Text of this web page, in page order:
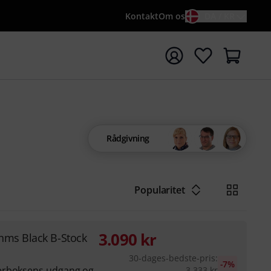
KontaktOm os
med søgeord {searchTerm}
Rådgivning
Popularitet
Black B-Stock 3.090 kr
30-dages-bedste-pris:
-7%